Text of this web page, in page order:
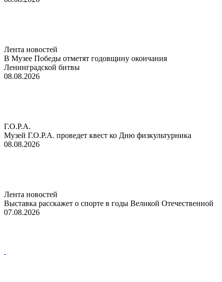
Лента новостей
В Музее Победы отметят годовщину окончания
Ленинградской битвы
08.08.2026
Г.О.Р.А.
Музей Г.О.Р.А. проведет квест ко Дню физкультурника
08.08.2026
Лента новостей
Выставка расскажет о спорте в годы Великой Отечественной
07.08.2026